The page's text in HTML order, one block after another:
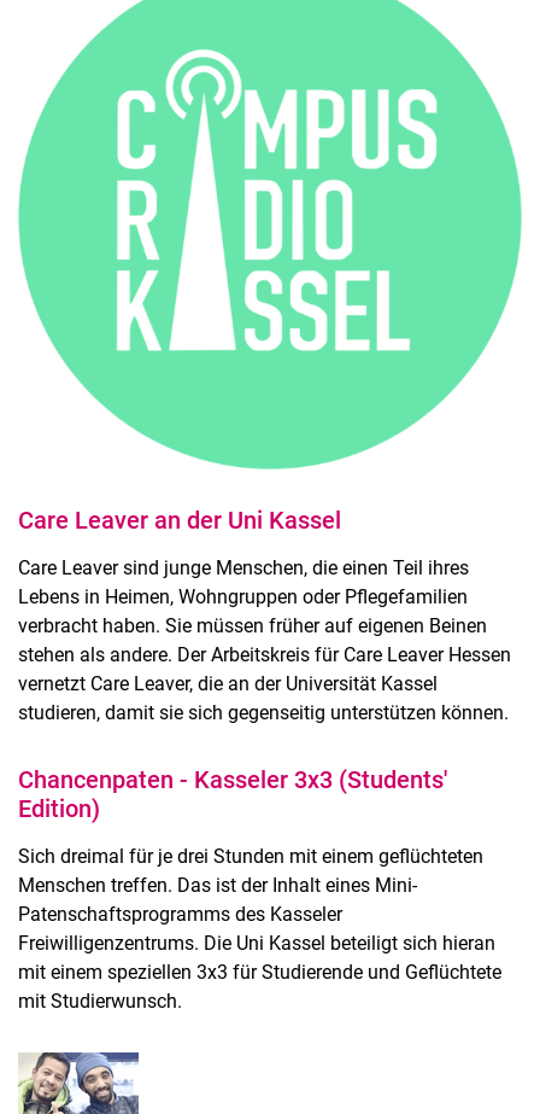
Care Leaver an der Uni Kassel
Care Leaver sind junge Menschen, die einen Teil ihres
Lebens in Heimen, Wohngruppen oder Pflegefamilien
verbracht haben. Sie müssen früher auf eigenen Beinen
stehen als andere. Der Arbeitskreis für Care Leaver Hessen
vernetzt Care Leaver, die an der Universität Kassel
studieren, damit sie sich gegenseitig unterstützen können.
Chancenpaten - Kasseler 3x3 (Students'
Edition)
Sich dreimal für je drei Stunden mit einem geflüchteten
Menschen treffen. Das ist der Inhalt eines Mini-
Patenschaftsprogramms des Kasseler
Freiwilligenzentrums. Die Uni Kassel beteiligt sich hieran
mit einem speziellen 3x3 für Studierende und Geflüchtete
mit Studierwunsch.